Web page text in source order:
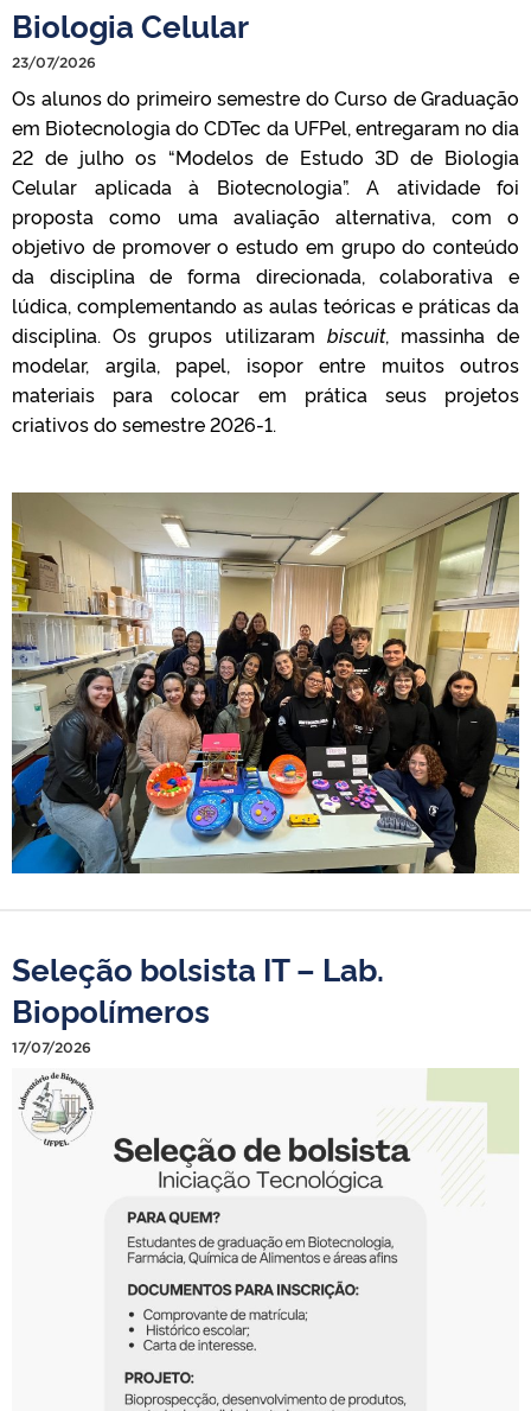
Biologia Celular
23/07/2026
Os alunos do primeiro semestre do Curso de Graduação
em Biotecnologia do CDTec da UFPel, entregaram no dia
22 de julho os “Modelos de Estudo 3D de Biologia
Celular aplicada à Biotecnologia”. A atividade foi
proposta como uma avaliação alternativa, com o
objetivo de promover o estudo em grupo do conteúdo
da disciplina de forma direcionada, colaborativa e
lúdica, complementando as aulas teóricas e práticas da
disciplina. Os grupos utilizaram biscuit, massinha de
modelar, argila, papel, isopor entre muitos outros
materiais para colocar em prática seus projetos
criativos do semestre 2026-1.
Seleção bolsista IT – Lab.
Biopolímeros
17/07/2026